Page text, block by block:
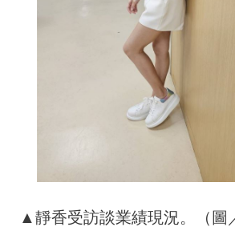
▲靜香受訪談業績現況。（圖